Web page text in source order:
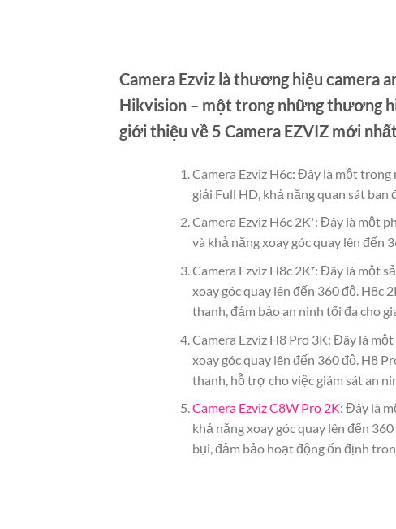
Camera Ezviz là thương hiệu camera
Hikvision – một trong những thương
giới thiệu về 5 Camera EZVIZ mới
Camera Ezviz H6c: Đây là một
giải Full HD, khả năng quan sát
Camera Ezviz H6c 2K⁺: Đây là một
và khả năng xoay góc quay lên đến
Camera Ezviz H8c 2K⁺: Đây là một
xoay góc quay lên đến 360 độ. H8c
thanh, đảm bảo an ninh tối đa cho
Camera Ezviz H8 Pro 3K: Đây là
xoay góc quay lên đến 360 độ. H8
thanh, hỗ trợ cho việc giám sát an
Camera Ezviz C8W Pro 2K: Đây là
khả năng xoay góc quay lên đến
bụi, đảm bảo hoạt động ổn định